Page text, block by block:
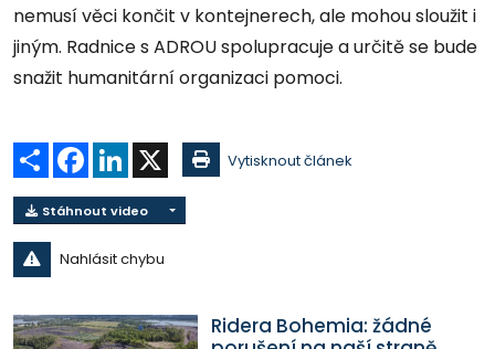
nemusí věci končit v kontejnerech, ale mohou sloužit i
jiným. Radnice s ADROU spolupracuje a určitě se bude
snažit humanitární organizaci pomoci.
Sdílet Facebook
LinkedIn Vytisknout článek
Stáhnout video
Nahlásit chybu
Ridera Bohemia: žádné